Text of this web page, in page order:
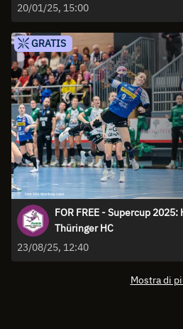
20/01/25, 15:00
GRATIS
FOR FREE - Supercup
Thüringer HC
23/08/25, 12:40
Mostra di